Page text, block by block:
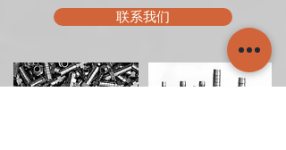
联系我们